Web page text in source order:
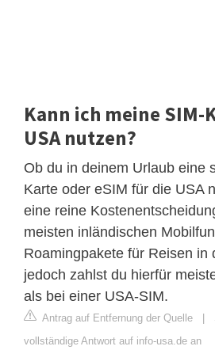
Kann ich meine SIM-
USA nutzen?
Ob du in deinem Urlaub eine
Karte oder eSIM für die USA
eine reine
meisten inländischen
Roamingpakete für Reisen in
jedoch zahlst du hierfür
als bei einer USA-SIM.
Antrag auf Entfernung der Quelle |
vollständige Antwort auf info-usa.de an